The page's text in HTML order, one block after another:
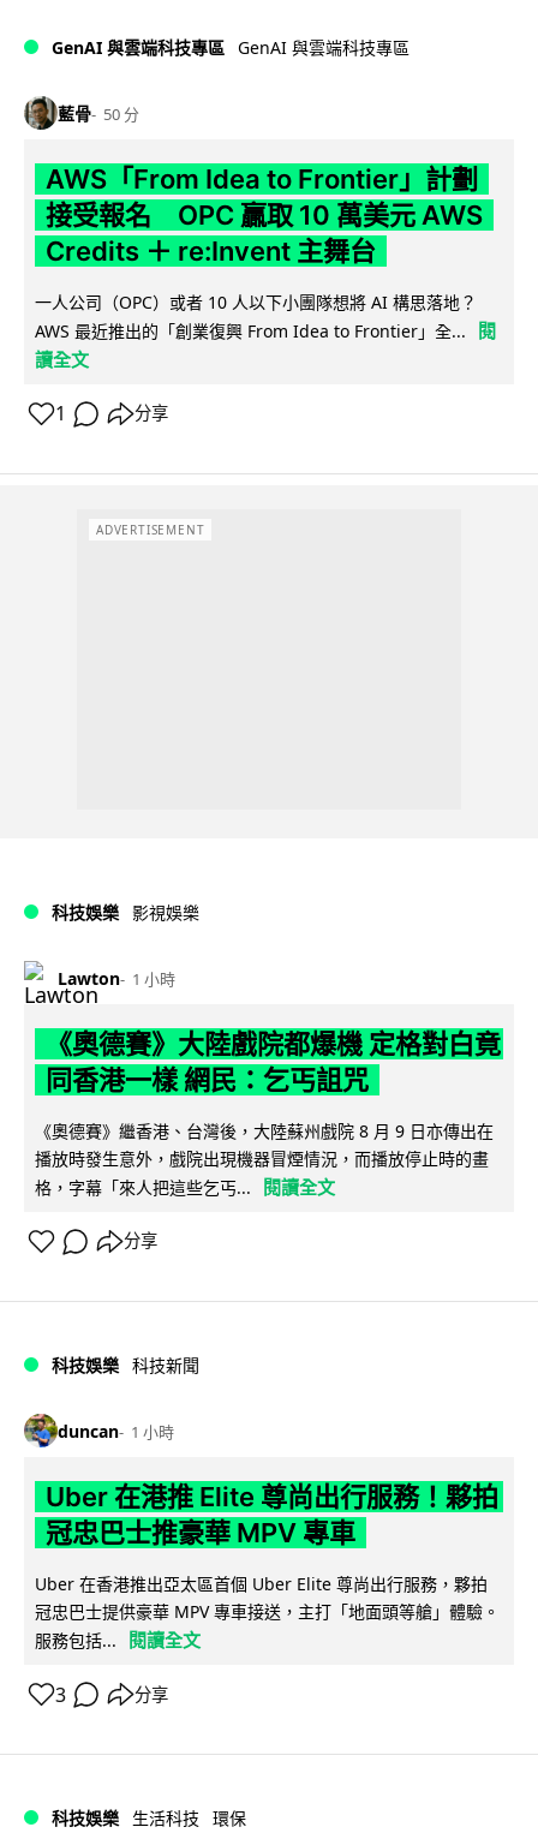
GenAI 與雲端科技專區 GenAI 與雲端科技專區
藍骨 50 分
AWS「From Idea to Frontier」計劃
接受報名 OPC 贏取 10 萬美元 AWS
Credits ＋ re:Invent 主舞台
一人公司（OPC）或者 10 人以下小團隊想將 AI 構思落地？
AWS 最近推出的「創業復興 From Idea to Frontier」全...
閱
讀全文
1 分享
ADVERTISEMENT
科技娛樂 影視娛樂
Lawton 1 小時
《奧德賽》大陸戲院都爆機 定格對白竟
同香港一樣 網民：乞丐詛咒
《奧德賽》繼香港、台灣後，大陸蘇州戲院 8 月 9 日亦傳出在
播放時發生意外，戲院出現機器冒煙情況，而播放停止時的畫
格，字幕「來人把這些乞丐...
閱讀全文
分享
科技娛樂 科技新聞
duncan 1 小時
Uber 在港推 Elite 尊尚出行服務！夥拍
冠忠巴士推豪華 MPV 專車
Uber 在香港推出亞太區首個 Uber Elite 尊尚出行服務，夥拍
冠忠巴士提供豪華 MPV 專車接送，主打「地面頭等艙」體驗。
服務包括...
閱讀全文
3 分享
科技娛樂 生活科技 環保